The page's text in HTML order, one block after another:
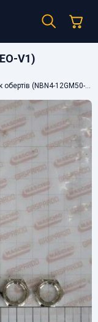
V1)
(NBN4-12GM50-EO-V1) MAXIMETRO (вир-во Gaspardo)